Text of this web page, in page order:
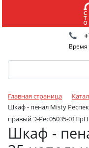
Время
Главная страница
Шкаф - пенал Misty
правый Э-Рес05035-01ПрП
Шкаф -